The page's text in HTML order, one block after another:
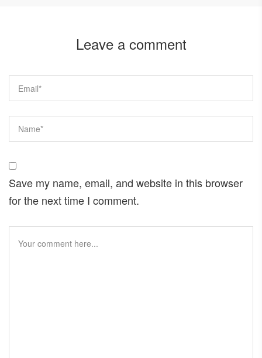
Leave a comment
Save my name, email, and website in this browser
for the next time I comment.